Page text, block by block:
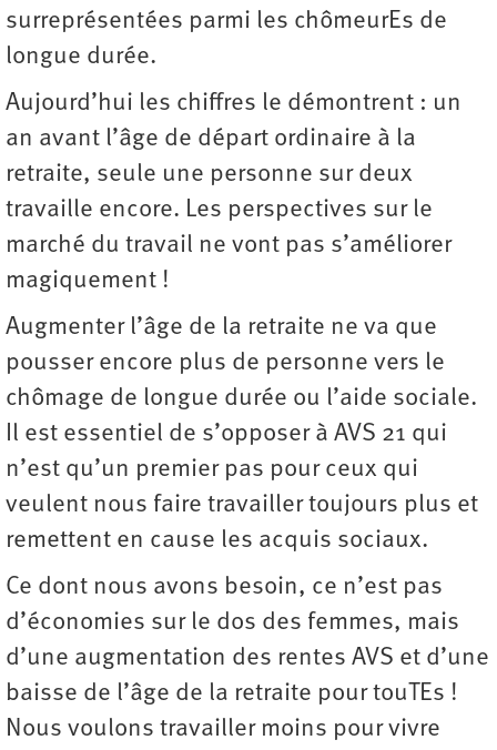
surreprésentées parmi les chômeurEs de
longue durée.
Aujourd’hui les chiffres le démontrent : un
an avant l’âge de départ ordinaire à la
retraite, seule une personne sur deux
travaille encore. Les perspectives sur le
marché du travail ne vont pas s’améliorer
magiquement !
Augmenter l’âge de la retraite ne va que
pousser encore plus de personne vers le
chômage de longue durée ou l’aide sociale.
Il est essentiel de s’opposer à AVS 21 qui
n’est qu’un premier pas pour ceux qui
veulent nous faire travailler toujours plus et
remettent en cause les acquis sociaux.
Ce dont nous avons besoin, ce n’est pas
d’économies sur le dos des femmes, mais
d’une augmentation des rentes AVS et d’une
baisse de l’âge de la retraite pour touTEs !
Nous voulons travailler moins pour vivre